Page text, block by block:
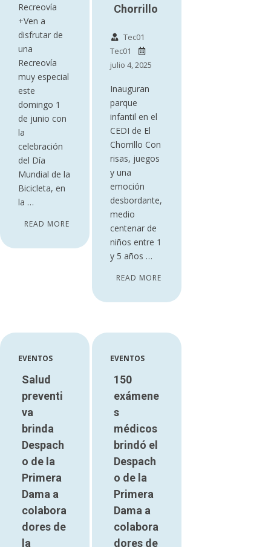
Recreovía
+Ven a
disfrutar de
una
Recreovía
muy especial
este
domingo 1
de junio con
la
celebración
del Día
Mundial de la
Bicicleta, en
la …
READ MORE
Chorrillo
Tec01
Tec01
julio 4, 2025
Inauguran
parque
infantil en el
CEDI de El
Chorrillo Con
risas, juegos
y una
emoción
desbordante,
medio
centenar de
niños entre 1
y 5 años …
READ MORE
EVENTOS
Salud
preventi
va
brinda
Despach
o de la
Primera
Dama a
colabora
dores de
la
EVENTOS
150
exámene
s
médicos
brindó el
Despach
o de la
Primera
Dama a
colabora
dores de